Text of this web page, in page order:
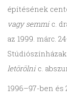
építésének
vagy semmic.
az 1999. márc.
letörölnic.
1996–97-ben